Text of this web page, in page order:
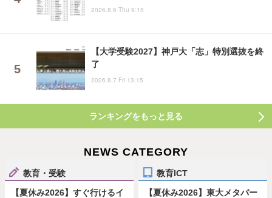
2026.8.6 Thu 9:15
【大学受験2027】神戸大「志」特別選抜を終
了
2026.8.7 Fri 13:15
ランキングをもっと見る
NEWS CATEGORY
教育・受験
【夏休み2026】すぐ行けるイ
教育ICT
【夏休み2026】東大メタバー